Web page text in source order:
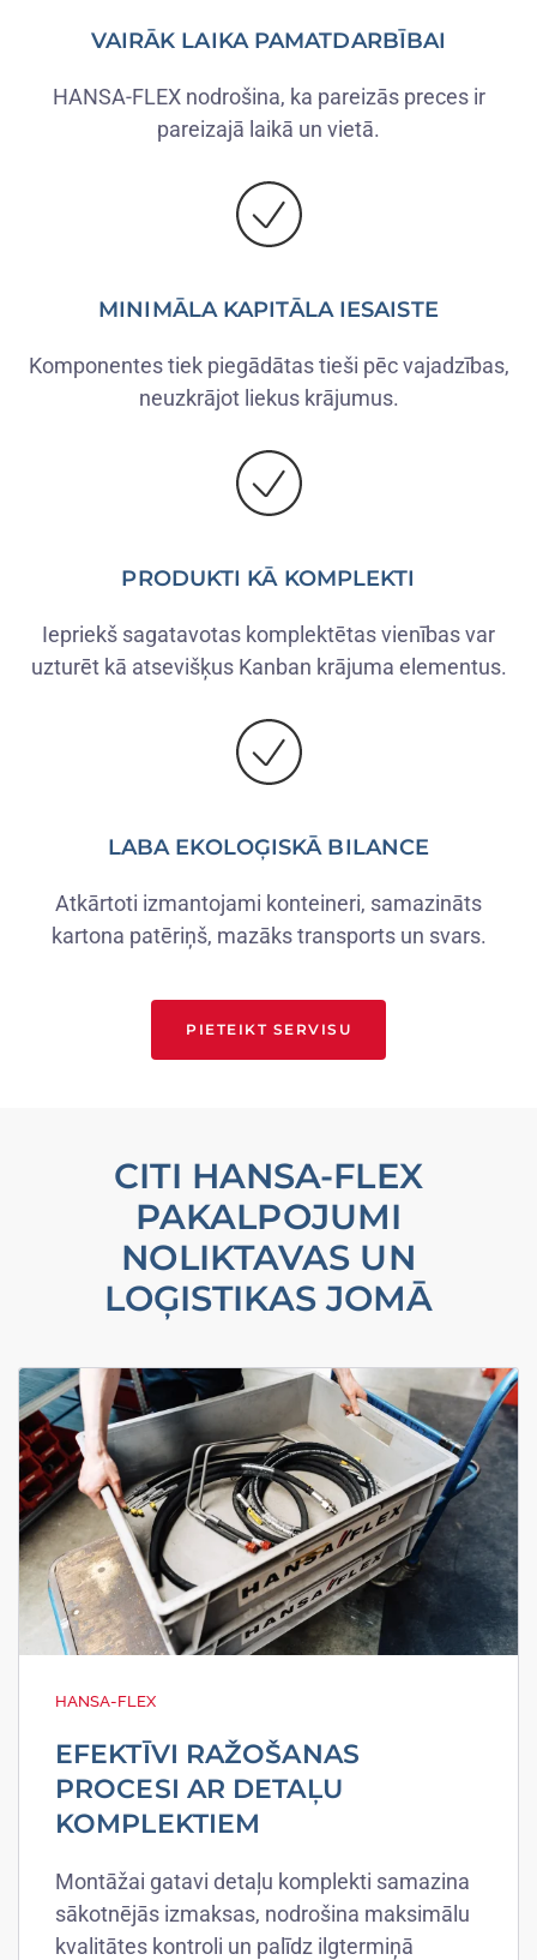
VAIRĀK LAIKA PAMATDARBĪBAI
HANSA-FLEX nodrošina, ka pareizās preces ir
pareizajā laikā un vietā.
MINIMĀLA KAPITĀLA IESAISTE
Komponentes tiek piegādātas tieši pēc vajadzības,
neuzkrājot liekus krājumus.
PRODUKTI KĀ KOMPLEKTI
Iepriekš sagatavotas komplektētas vienības var
uzturēt kā atsevišķus Kanban krājuma elementus.
LABA EKOLOĢISKĀ BILANCE
Atkārtoti izmantojami konteineri, samazināts
kartona patēriņš, mazāks transports un svars.
PIETEIKT SERVISU
CITI HANSA-FLEX
PAKALPOJUMI
NOLIKTAVAS UN
LOĢISTIKAS JOMĀ
HANSA-FLEX
EFEKTĪVI RAŽOŠANAS
PROCESI AR DETAĻU
KOMPLEKTIEM
Montāžai gatavi detaļu komplekti samazina
sākotnējās izmaksas, nodrošina maksimālu
kvalitātes kontroli un palīdz ilgtermiņā